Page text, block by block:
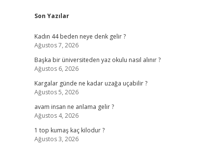
Sidebar
Son Yazılar
Kadın 44 beden neye denk gelir ?
Ağustos 7, 2026
Başka bir üniversiteden yaz okulu nasıl alınır ?
Ağustos 6, 2026
Kargalar günde ne kadar uzağa uçabilir ?
Ağustos 5, 2026
avam insan ne anlama gelir ?
Ağustos 4, 2026
1 top kumaş kaç kilodur ?
Ağustos 3, 2026